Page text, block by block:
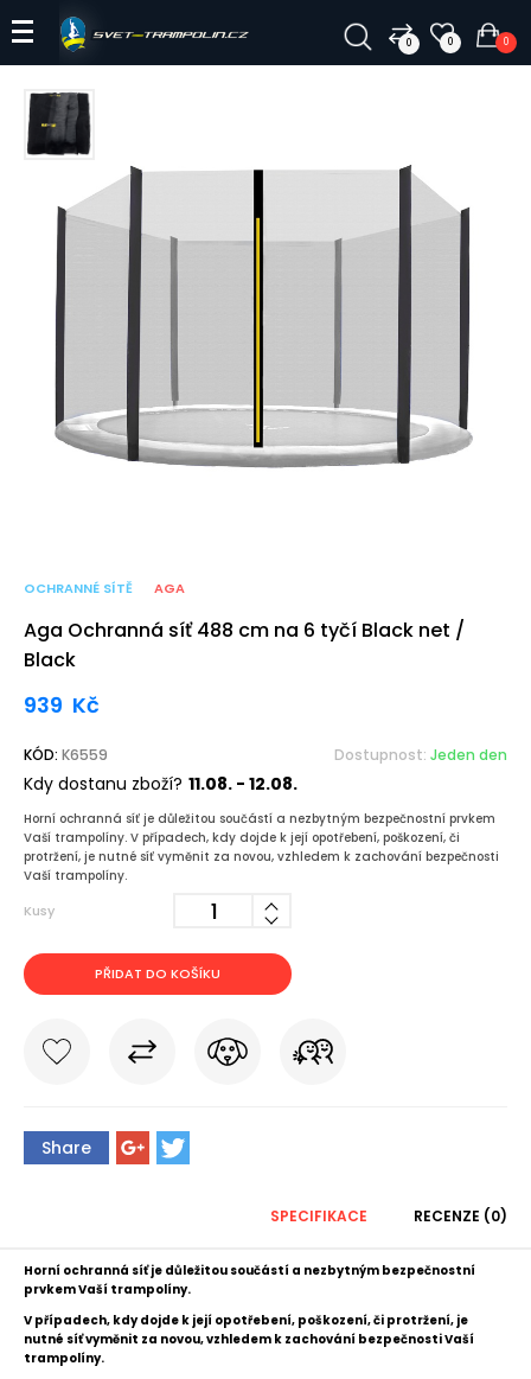
0 0 0
OCHRANNÉ SÍTĚ AGA
Aga Ochranná síť 488 cm na 6 tyčí Black net /
Black
939 Kč
KÓD: K6559 Dostupnost: Jeden den
Kdy dostanu zboží? 11.08. - 12.08.
Horní ochranná síť je důležitou součástí a nezbytným bezpečnostní prvkem
Vaší trampolíny. V případech, kdy dojde k její opotřebení, poškození, či
protržení, je nutné síť vyměnit za novou, vzhledem k zachování bezpečnosti
Vaší trampolíny.
Kusy
PŘIDAT DO KOŠÍKU
Share
SPECIFIKACE RECENZE (0)
Horní ochranná síť je důležitou součástí a nezbytným bezpečnostní
prvkem Vaší trampolíny.
V případech, kdy dojde k její opotřebení, poškození, či protržení, je
nutné síťvyměnit za novou, vzhledem k zachování bezpečnosti Vaší
trampolíny.